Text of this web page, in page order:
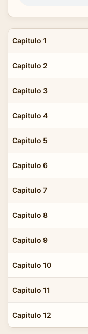
Capitulo 1
Capitulo 2
Capitulo 3
Capitulo 4
Capitulo 5
Capitulo 6
Capitulo 7
Capitulo 8
Capitulo 9
Capitulo 10
Capitulo 11
Capitulo 12